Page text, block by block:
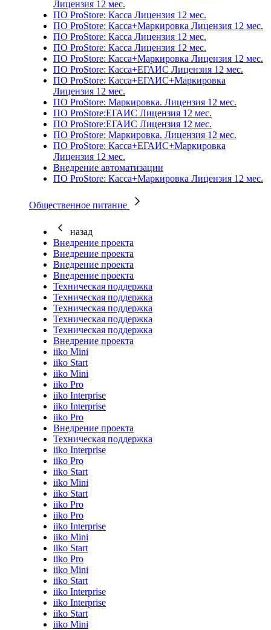
Лицензия 12 мес.
ПО ProStore: Касса Лицензия 12 мес.
ПО ProStore: Касса+Маркировка Лицензия 12 мес.
ПО ProStore: Касса Лицензия 12 мес.
ПО ProStore: Касса Лицензия 12 мес.
ПО ProStore: Касса+Маркировка Лицензия 12 мес.
ПО ProStore: Касса+ЕГАИС Лицензия 12 мес.
ПО ProStore: Касса+ЕГАИС+Маркировка
Лицензия 12 мес.
ПО ProStore: Маркировка. Лицензия 12 мес.
ПО ProStore:ЕГАИС Лицензия 12 мес.
ПО ProStore:ЕГАИС Лицензия 12 мес.
ПО ProStore: Маркировка. Лицензия 12 мес.
ПО ProStore: Касса+ЕГАИС+Маркировка
Лицензия 12 мес.
Внедрение автоматизации
ПО ProStore: Касса+Маркировка Лицензия 12 мес.
Общественное питание
назад
Внедрение проекта
Внедрение проекта
Внедрение проекта
Внедрение проекта
Техническая поддержка
Техническая поддержка
Техническая поддержка
Техническая поддержка
Техническая поддержка
Внедрение проекта
iiko Mini
iiko Start
iiko Mini
iiko Pro
iiko Interprise
iiko Interprise
iiko Pro
Внедрение проекта
Техническая поддержка
iiko Interprise
iiko Pro
iiko Start
iiko Mini
iiko Start
iiko Pro
iiko Pro
iiko Interprise
iiko Mini
iiko Start
iiko Pro
iiko Mini
iiko Start
iiko Interprise
iiko Interprise
iiko Start
iiko Mini